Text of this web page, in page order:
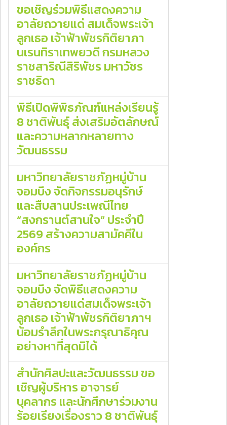
ขอเชิญร่วมพิธีแสดงความ
อาลัยถวายแด่ สมเด็จพระเจ้า
ลูกเธอ เจ้าฟ้าพัชรกิติยาภา
นเรนทิราเทพยวดี กรมหลวง
ราชสาริณีสิริพัชร มหาวัชร
ราชธิดา
พิธีเปิดพิพิธภัณฑ์แหล่งเรียนรู้
8 ชาติพันธุ์ ส่งเสริมอัตลักษณ์
และความหลากหลายทาง
วัฒนธรรม
มหาวิทยาลัยราชภัฏหมู่บ้าน
จอมบึง จัดกิจกรรมอนุรักษ์
และสืบสานประเพณีไทย
“สงกรานต์สานใจ” ประจำปี
2569 สร้างความสามัคคีใน
องค์กร
มหาวิทยาลัยราชภัฏหมู่บ้าน
จอมบึง จัดพิธีแสดงความ
อาลัยถวายแด่สมเด็จพระเจ้า
ลูกเธอ เจ้าฟ้าพัชรกิติยาภาฯ
น้อมรำลึกในพระกรุณาธิคุณ
อย่างหาที่สุดมิได้
สำนักศิลปะและวัฒนธรรม ขอ
เชิญผู้บริหาร อาจารย์
บุคลากร และนักศึกษาร่วมงาน
ร้อยเรียงเรื่องราว 8 ชาติพันธุ์